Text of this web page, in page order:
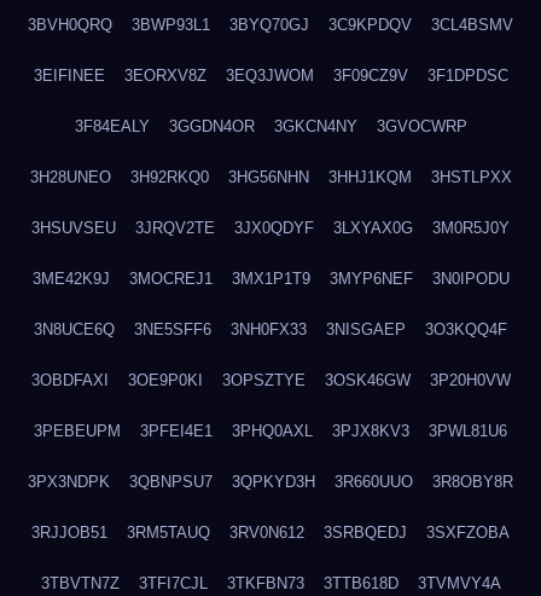
3BVH0QRQ 3BWP93L1 3BYQ70GJ 3C9KPDQV 3CL4BSMV
3EIFINEE 3EORXV8Z 3EQ3JWOM 3F09CZ9V 3F1DPDSC
3F84EALY 3GGDN4OR 3GKCN4NY 3GVOCWRP
3H28UNEO 3H92RKQ0 3HG56NHN 3HHJ1KQM 3HSTLPXX
3HSUVSEU 3JRQV2TE 3JX0QDYF 3LXYAX0G 3M0R5J0Y
3ME42K9J 3MOCREJ1 3MX1P1T9 3MYP6NEF 3N0IPODU
3N8UCE6Q 3NE5SFF6 3NH0FX33 3NISGAEP 3O3KQQ4F
3OBDFAXI 3OE9P0KI 3OPSZTYE 3OSK46GW 3P20H0VW
3PEBEUPM 3PFEI4E1 3PHQ0AXL 3PJX8KV3 3PWL81U6
3PX3NDPK 3QBNPSU7 3QPKYD3H 3R660UUO 3R8OBY8R
3RJJOB51 3RM5TAUQ 3RV0N612 3SRBQEDJ 3SXFZOBA
3TBVTN7Z 3TFI7CJL 3TKFBN73 3TTB618D 3TVMVY4A